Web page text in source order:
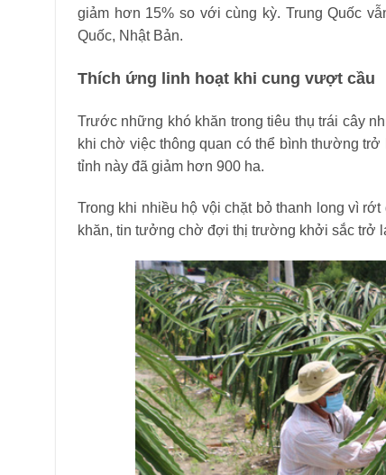
giảm hơn 15% so với cùng kỳ. Trung Quốc
Quốc, Nhật Bản.
Thích ứng linh hoạt khi cung vượt cầu
Trước những khó khăn trong tiêu thụ trái cây
khi chờ việc thông quan có thể bình thường
tỉnh này đã giảm hơn 900 ha.
Trong khi nhiều hộ vội chặt bỏ thanh long vì
khăn, tin tưởng chờ đợi thị trường khởi sắc trở